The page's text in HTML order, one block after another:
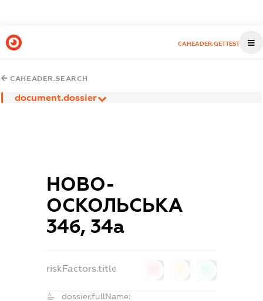
CAHEADER.GETTEST
CAHEADER.SEARCH
document.dossier
НОВО-
ОСКОЛЬСЬКА
34б, 34а
riskFactors.title
dossier.fullName: